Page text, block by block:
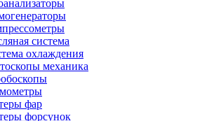
система
охлаждения
механика
фар
форсунок